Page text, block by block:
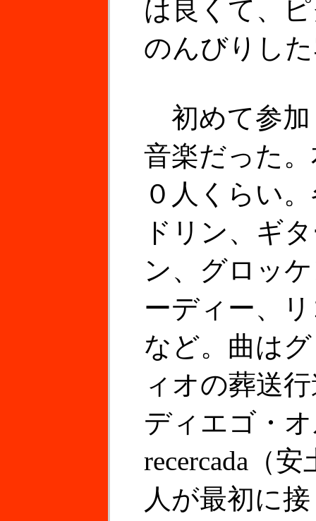
は良くて、
のんびりし
初めて参加
音楽だった
０人くらい
ドリン、ギ
ン、グロッ
ーディー、
など。曲は
ィオの葬送
ディエゴ・
recercada（
人が最初に